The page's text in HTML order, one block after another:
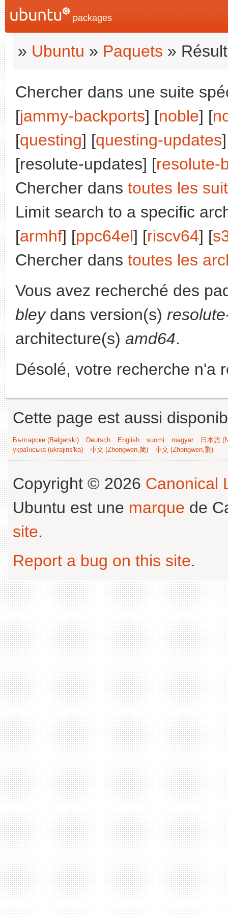
packages
» Ubuntu » Paquets »
Chercher dans une suite
[jammy-backports] [noble] [
[questing] [questing-updates
[resolute-updates] [resolute-
Chercher dans toutes les
Limit search to a specific
[armhf] [ppc64el] [riscv64] [
Chercher dans toutes les
Vous avez recherché des
bleydans version(s)
architecture(s) amd64.
Désolé, votre recherche n'a
Cette page est aussi
Български (Bəlgarski) Deutsch English suomi magyar
日本語
українська (ukrajins'ka)
中文 (Zhongwen,简) 中文 (Zhongwen,繁)
Copyright © 2026 Canonical
Ubuntu est une marque de
site.
Report a bug on this site.